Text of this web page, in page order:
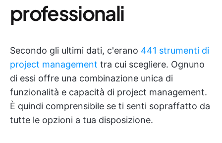
professionali
Secondo gli ultimi dati, c'erano 441 strumenti di
project management tra cui scegliere. Ognuno
di essi offre una combinazione unica di
funzionalità e capacità di project management.
È quindi comprensibile se ti senti sopraffatto da
tutte le opzioni a tua disposizione.